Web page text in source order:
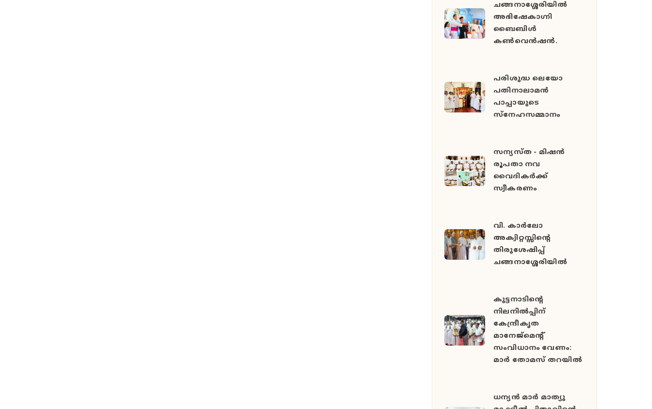
ചങ്ങനാശ്ശേരിയിൽ
അഭിഷേകാഗ്നി
ബൈബിൾ
കൺവെൻഷൻ.
പരിശുദ്ധ ലെയോ
പതിനാലാമൻ
പാപ്പായുടെ
സ്നേഹസമ്മാനം
സന്യസ്ത - മിഷൻ
രൂപതാ നവ
വൈദികർക്ക്
സ്വീകരണം
വി. കാർലോ
അക്വിറ്റസ്സിന്റെ
തിരുശേഷിപ്പ്
ചങ്ങനാശ്ശേരിയിൽ
കുട്ടനാടിന്റെ
നിലനിൽപ്പിന്
കേന്ദ്രീകൃത
മാനേജ്മെന്റ്
സംവിധാനം വേണം:
മാർ തോമസ് തറയിൽ
ധന്യൻ മാർ മാത്യു